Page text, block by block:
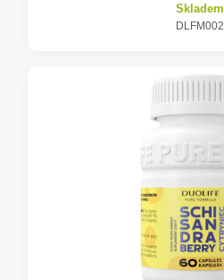
Skladem
DLFM002